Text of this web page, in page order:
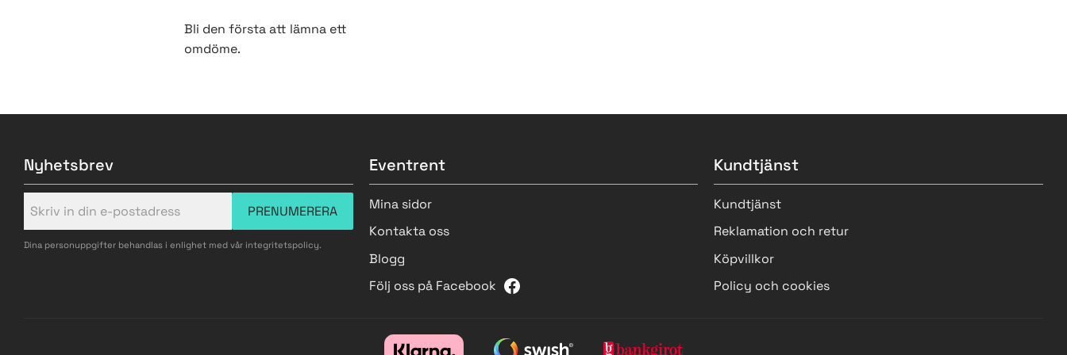
Bli den första att lämna ett
omdöme.
Nyhetsbrev
PRENUMERERA
Dina personuppgifter behandlas i enlighet med vår integritetspolicy.
Eventrent
Mina sidor
Kontakta oss
Blogg
Följ oss på Facebook
Kundtjänst
Kundtjänst
Reklamation och retur
Köpvillkor
Policy och cookies